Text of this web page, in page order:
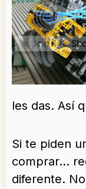
les das. Así
Si te piden
comprar…
diferente.